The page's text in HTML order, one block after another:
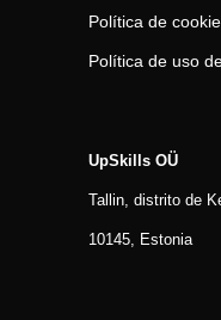
Política de
Política de uso
UpSkills OÜ
Tallin, distrito de
10145, Estonia